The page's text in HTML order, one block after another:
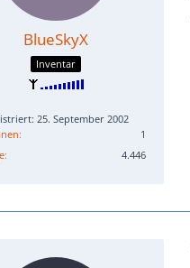
BlueSkyX
Inventar
25. September 2002
1
4.446